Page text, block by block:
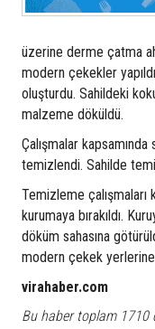
üzerine derme çatma
modern çekekler
oluşturdu. Sahildeki
malzeme döküldü.
Çalışmalar
temizlendi. Sahilde
Temizleme çalışmaları
kurumaya bırakıldı.
döküm sahasına
modern çekek
virahaber.com
Bu haber toplam 1710